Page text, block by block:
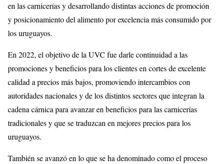
en las carnicerías y desarrollando distintas acciones de promoción
y posicionamiento del alimento por excelencia más consumido por
los uruguayos.
En 2022, el objetivo de la UVC fue darle continuidad a las
promociones y beneficios para los clientes en cortes de excelente
calidad a precios más bajos, promoviendo intercambios con
autoridades nacionales y de los distintos sectores que integran la
cadena cárnica para avanzar en beneficios para las carnicerías
tradicionales y que se traduzcan en mejores precios para los
uruguayos.
También se avanzó en lo que se ha denominado como el proceso